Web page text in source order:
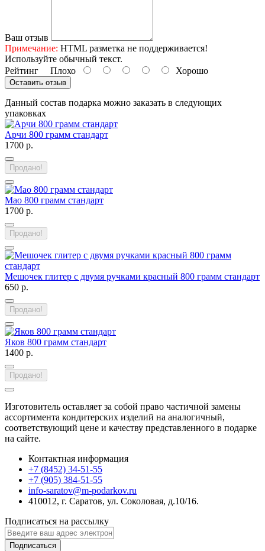
Ваш отзыв
Примечание: HTML разметка не поддерживается!
Используйте обычный текст.
Рейтинг Плохо Хорошо
Оставить отзыв
Данный состав подарка можно заказать в следующих
упаковках
Арчи 800 грамм стандарт
1700 р.
Продано!
Мао 800 грамм стандарт
1700 р.
Продано!
Мешочек глитер с двумя ручками красный 800 грамм стандарт
650 р.
Продано!
Яков 800 грамм стандарт
1400 р.
Продано!
Изготовитель оставляет за собой право частичной замены
ассортимента кондитерских изделий на аналогичный,
соответствующий цене и качеству представленного в подарке
на сайте.
Контактная информация
+7 (8452) 34-51-55
+7 (905) 384-51-55
info-saratov@m-podarkov.ru
410012, г. Саратов, ул. Соколовая, д.10/16.
Подписаться на рассылку
Подписаться